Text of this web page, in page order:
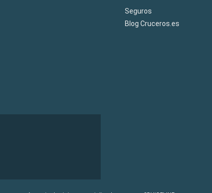
Seguros
Blog Cruceros.es